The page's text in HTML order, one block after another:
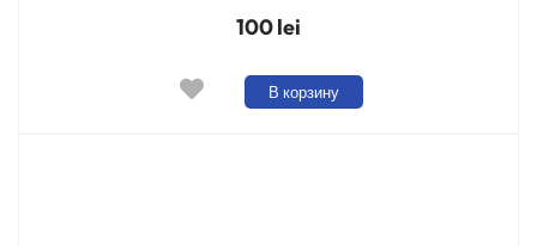
100 lei
В корзину